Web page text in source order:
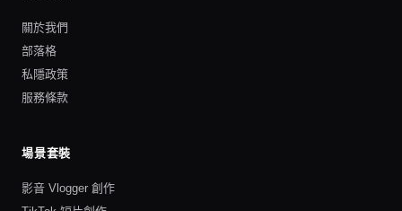
關於我們
部落格
私隱政策
服務條款
場景套裝
影音 Vlogger 創作